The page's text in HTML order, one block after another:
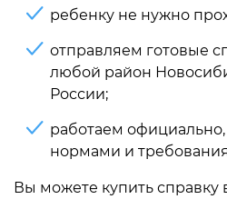
ребенку не нужно
отправляем готовые
любой район
России;
работаем официально,
нормами и
Вы можете купить справку